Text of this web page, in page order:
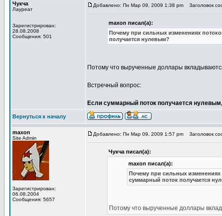
Чукча
Лауреат
Зарегистрирован:
28.08.2008
Сообщения: 501
Добавлено: Пн Мар 09, 2009 1:38 pm Заголовок
maxon писал(а):
Почему при сильных изменениях
получается нулевым?
Потому что вырученные доллары
Встречный вопрос:
Если суммарный поток получается
Вернуться к началу
maxon
Site Admin
Зарегистрирован:
06.08.2004
Сообщения: 5657
Добавлено: Пн Мар 09, 2009 1:57 pm Заголовок
Чукча писал(а):
maxon писал(а):
Почему при сильных изменениях
суммарный поток получается
Потому что вырученные доллары